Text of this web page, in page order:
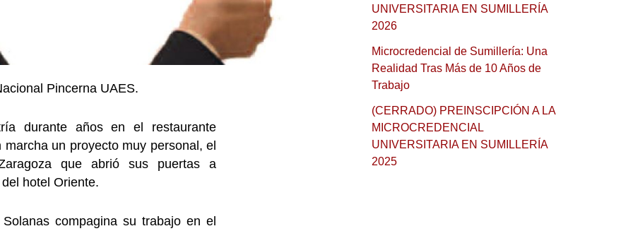
Pincerna UAES.
durante años en el restaurante
un proyecto muy personal, el
que abrió sus puertas a
hotel Oriente.
compagina su trabajo en el
UNIVERSITARIA EN SUMILLERÍA
2026
Microcredencial de Sumillería: Una
Realidad Tras Más de 10 Años de
Trabajo
(CERRADO) PREINSCIPCIÓN A LA
MICROCREDENCIAL
UNIVERSITARIA EN SUMILLERÍA
2025